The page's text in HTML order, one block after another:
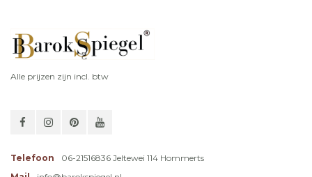
Alle prijzen zijn incl. btw
Telefoon
06-21516836 Jeltewei 114 Hommerts